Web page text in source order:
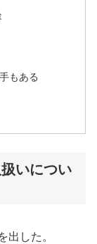
もある
いについ
した。